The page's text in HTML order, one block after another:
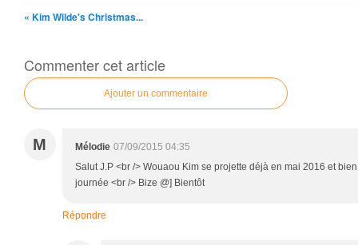
« Kim Wilde's Christmas...
Commenter cet article
Ajouter un commentaire
M Mélodie 07/09/2015 04:35
Salut J.P <br /> Wouaou Kim se projette déjà en mai 2016 et
journée <br /> Bize @] Bientôt
Répondre